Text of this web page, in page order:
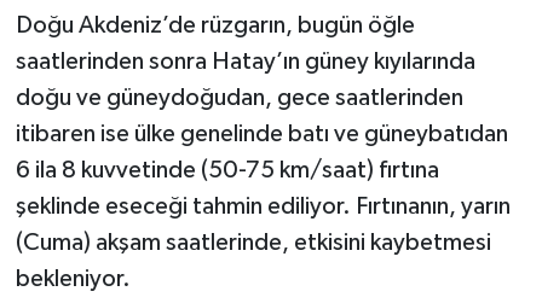
Doğu Akdeniz’de rüzgarın, bugün öğle
saatlerinden sonra Hatay’ın güney kıyılarında
doğu ve güneydoğudan, gece saatlerinden
itibaren ise ülke genelinde batı ve güneybatıdan
6 ila 8 kuvvetinde (50-75 km/saat) fırtına
şeklinde eseceği tahmin ediliyor. Fırtınanın, yarın
(Cuma) akşam saatlerinde, etkisini kaybetmesi
bekleniyor.